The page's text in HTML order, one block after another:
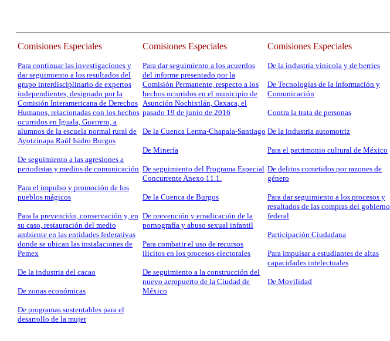
Comisiones Especiales
Para continuar las investigaciones y
dar seguimiento a los resultados del
grupo interdisciplinario de expertos
independientes, designado por la
Comisión Interamericana de Derechos
Humanos, relacionadas con los hechos
ocurridos en Iguala, Guerrero, a
alumnos de la escuela normal rural de
Ayotzinapa Raúl Isidro Burgos
De seguimiento a las agresiones a
periodistas y medios de comunicación
Para el impulso y promoción de los
pueblos mágicos
Para la prevención, conservación y, en
su caso, restauración del medio
ambiente en las entidades federativas
donde se ubican las instalaciones de
Pemex
De la industria del cacao
De zonas económicas
De programas sustentables para el
desarrollo de la mujer
Comisiones Especiales
Para dar seguimiento a los acuerdos
del informe presentado por la
Comisión Permanente, respecto a los
hechos ocurridos en el municipio de
Asunción Nochixtlán, Oaxaca, el
pasado 19 de junio de 2016
De la Cuenca Lerma-Chapala-Santiago
De Minería
De seguimiento del Programa Especial
Concurrente Anexo 11.1.
De la Cuenca de Burgos
De prevención y erradicación de la
pornografía y abuso sexual infantil
Para combatir el uso de recursos
ilícitos en los procesos electorales
De seguimiento a la construcción del
nuevo aeropuerto de la Ciudad de
México
Comisiones Especiales
De la industria vinícola y de berries
De Tecnologías de la Información y
Comunicación
Contra la trata de personas
De la industria automotriz
Para el patrimonio cultural de México
De delitos cometidos por razones de
género
Para dar seguimiento a los procesos y
resultados de las compras del gobierno
federal
Participación Ciudadana
Para impulsar a estudiantes de altas
capacidades intelectuales
De Movilidad